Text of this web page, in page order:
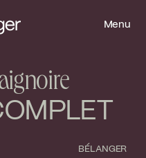
Menu
Menu
BÉLANGER